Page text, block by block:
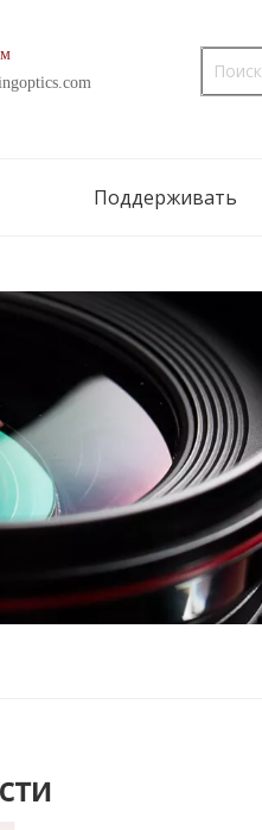
Поддерживать